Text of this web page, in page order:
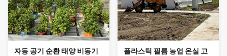
자동 공기 순환 태양 비동기
플라스틱 필름 농업 온실 고